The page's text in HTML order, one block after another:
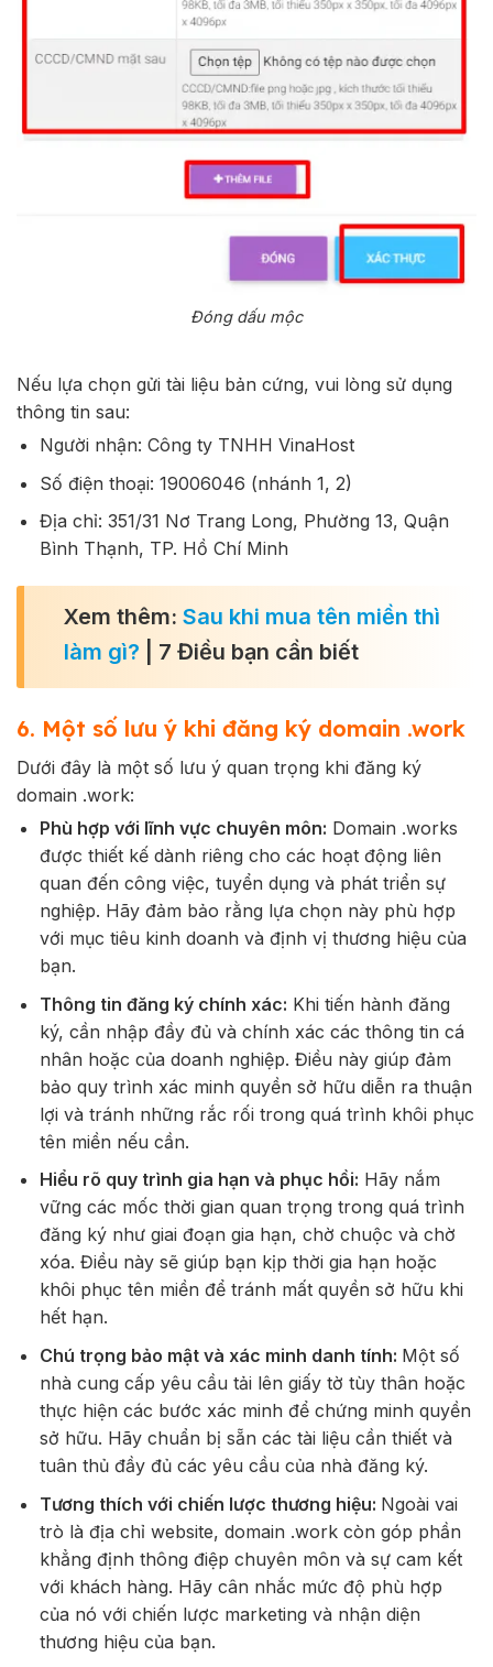
Đóng dấu mộc
Nếu lựa chọn gửi tài liệu bản cứng, vui lòng sử dụng
thông tin sau:
Người nhận: Công ty TNHH VinaHost
Số điện thoại: 19006046 (nhánh 1, 2)
Địa chỉ: 351/31 Nơ Trang Long, Phường 13, Quận
Bình Thạnh, TP. Hồ Chí Minh
Xem thêm: Sau khi mua tên miền thì
làm gì? | 7 Điều bạn cần biết
6. Một số lưu ý khi đăng ký domain .work
Dưới đây là một số lưu ý quan trọng khi đăng ký
domain .work:
Phù hợp với lĩnh vực chuyên môn: Domain .works
được thiết kế dành riêng cho các hoạt động liên
quan đến công việc, tuyển dụng và phát triển sự
nghiệp. Hãy đảm bảo rằng lựa chọn này phù hợp
với mục tiêu kinh doanh và định vị thương hiệu của
bạn.
Thông tin đăng ký chính xác: Khi tiến hành đăng
ký, cần nhập đầy đủ và chính xác các thông tin cá
nhân hoặc của doanh nghiệp. Điều này giúp đảm
bảo quy trình xác minh quyền sở hữu diễn ra thuận
lợi và tránh những rắc rối trong quá trình khôi phục
tên miền nếu cần.
Hiểu rõ quy trình gia hạn và phục hồi: Hãy nắm
vững các mốc thời gian quan trọng trong quá trình
đăng ký như giai đoạn gia hạn, chờ chuộc và chờ
xóa. Điều này sẽ giúp bạn kịp thời gia hạn hoặc
khôi phục tên miền để tránh mất quyền sở hữu khi
hết hạn.
Chú trọng bảo mật và xác minh danh tính: Một số
nhà cung cấp yêu cầu tải lên giấy tờ tùy thân hoặc
thực hiện các bước xác minh để chứng minh quyền
sở hữu. Hãy chuẩn bị sẵn các tài liệu cần thiết và
tuân thủ đầy đủ các yêu cầu của nhà đăng ký.
Tương thích với chiến lược thương hiệu: Ngoài vai
trò là địa chỉ website, domain .work còn góp phần
khẳng định thông điệp chuyên môn và sự cam kết
với khách hàng. Hãy cân nhắc mức độ phù hợp
của nó với chiến lược marketing và nhận diện
thương hiệu của bạn.